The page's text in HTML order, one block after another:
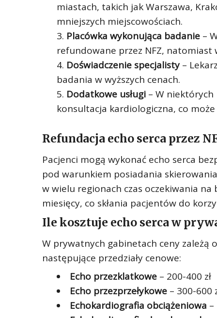
miastach, takich jak Warszawa,
mniejszych miejscowościach.
Placówka wykonująca badanie –
refundowane przez NFZ,
Doświadczenie specjalisty–
badania w wyższych cenach.
Dodatkowe usługi – W
konsultacja kardiologiczna, co
Refundacja echo serca przez
Pacjenci mogą wykonać echo serca
pod warunkiem posiadania
w wielu regionach czas oczekiwania
miesięcy, co skłania pacjentów do
Ile kosztuje echo serca w
W prywatnych gabinetach ceny zależą
następujące przedziały cenowe:
Echo przezklatkowe – 200-400 zł
Echo przezprzełykowe – 300-600
Echokardiografia obciążeniowa –